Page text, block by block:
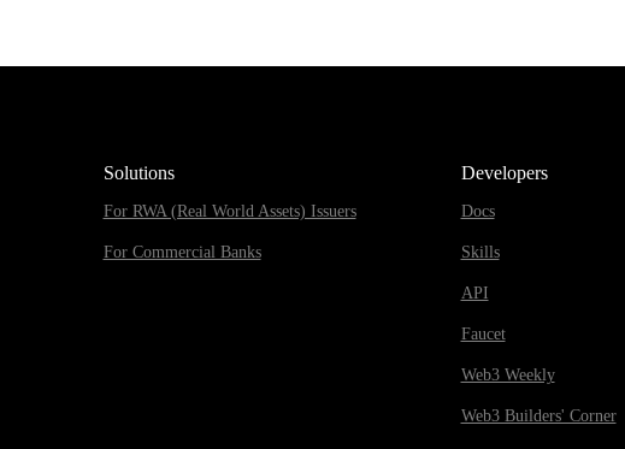
Solutions
For RWA (Real World Assets) Issuers
For Commercial Banks
Developers
Docs
Skills
API
Faucet
Web3 Weekly
Web3 Builders' Corner